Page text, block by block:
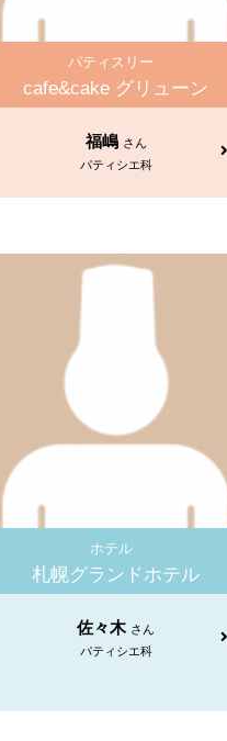
パティスリー
cafe&cake グリューン
福嶋 さん
パティシエ科
ホテル
札幌グランドホテル
佐々木 さん
パティシエ科